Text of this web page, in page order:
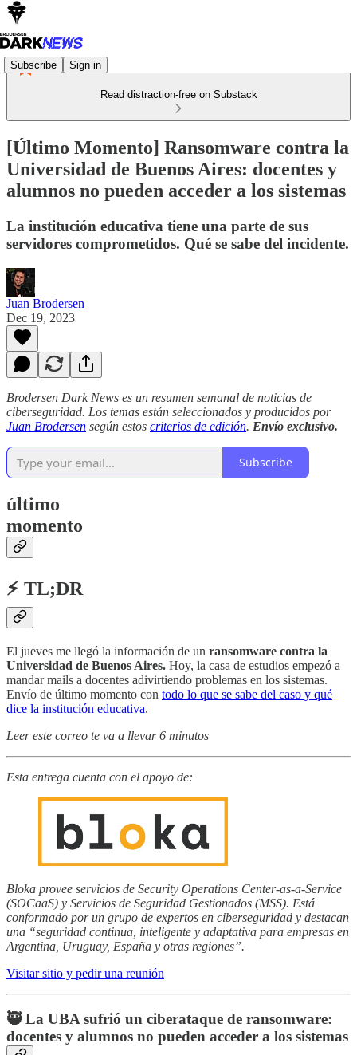
Subscribe Sign in
Read distraction-free on Substack
[Último Momento] Ransomware contra la
Universidad de Buenos Aires: docentes y
alumnos no pueden acceder a los sistemas
La institución educativa tiene una parte de sus
servidores comprometidos. Qué se sabe del incidente.
Juan Brodersen
Dec 19, 2023
Brodersen Dark News es un resumen semanal de noticias de
ciberseguridad. Los temas están seleccionados y producidos por
Juan Brodersen según estos criterios de edición. Envío exclusivo.
Subscribe
último
momento
⚡ TL;DR
El jueves me llegó la información de un ransomware contra la
Universidad de Buenos Aires. Hoy, la casa de estudios empezó a
mandar mails a docentes adivirtiendo problemas en los sistemas.
Envío de último momento con todo lo que se sabe del caso y qué
dice la institución educativa.
Leer este correo te va a llevar 6 minutos
Esta entrega cuenta con el apoyo de:
Bloka provee servicios de Security Operations Center-as-a-Service
(SOCaaS) y Servicios de Seguridad Gestionados (MSS). Está
conformado por un grupo de expertos en ciberseguridad y destacan
una “seguridad continua, inteligente y adaptativa para empresas en
Argentina, Uruguay, España y otras regiones”.
Visitar sitio y pedir una reunión
🥷 La UBA sufrió un ciberataque de ransomware:
docentes y alumnos no pueden acceder a los sistemas